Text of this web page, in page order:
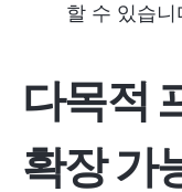
할 수 있습니
다목적
확장 가